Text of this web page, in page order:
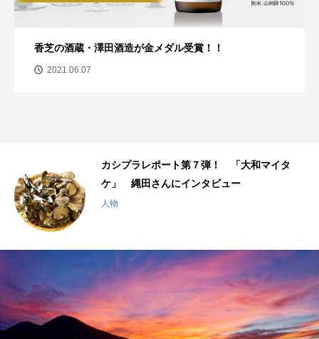
香芝の酒蔵・澤田酒造が金メダル受賞！！
2021.06.07
カシプラレポート第７弾！ 「大和マイタ
ケ」 縄田さんにインタビュー
人物